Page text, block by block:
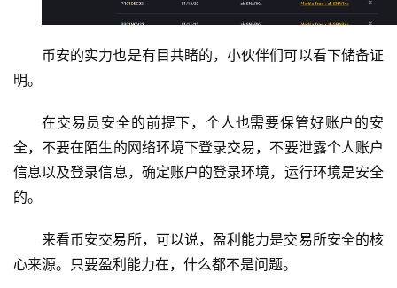
币安的实力也是有目共睹的，小伙伴们可以看下储备证
明。
在交易员安全的前提下，个人也需要保管好账户的安
全，不要在陌生的网络环境下登录交易，不要泄露个人账户
信息以及登录信息，确定账户的登录环境，运行环境是安全
的。
来看币安交易所，可以说，盈利能力是交易所安全的核
心来源。只要盈利能力在，什么都不是问题。